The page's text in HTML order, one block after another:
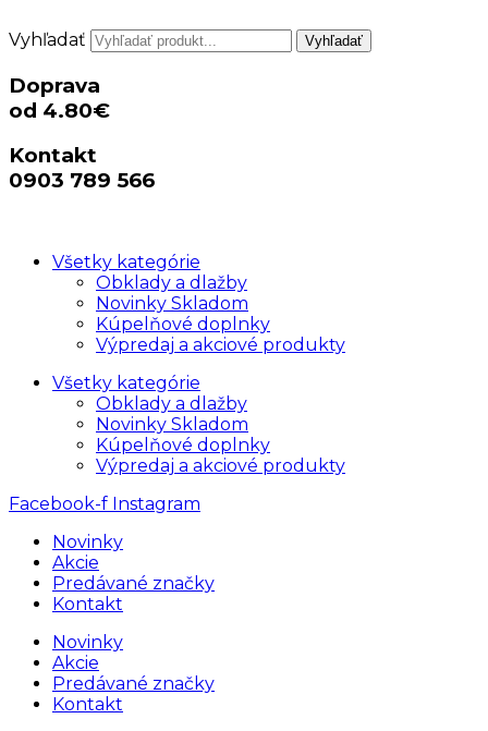
Vyhľadať Vyhľadať
Doprava
od 4.80€
Kontakt
0903 789 566
Všetky kategórie
Obklady a dlažby
Novinky Skladom
Kúpelňové doplnky
Výpredaj a akciové produkty
Všetky kategórie
Obklady a dlažby
Novinky Skladom
Kúpelňové doplnky
Výpredaj a akciové produkty
Facebook-f Instagram
Novinky
Akcie
Predávané značky
Kontakt
Novinky
Akcie
Predávané značky
Kontakt